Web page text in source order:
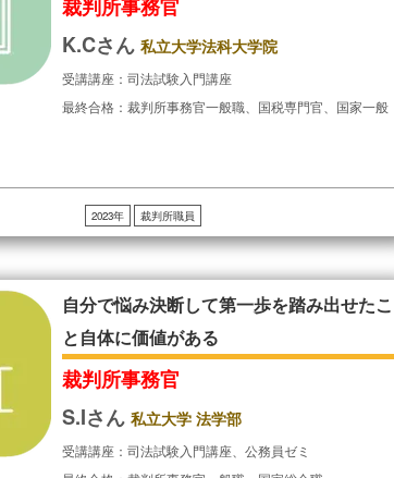
裁判所事務官
K.Cさん 私立大学法科大学院
受講講座：司法試験入門講座
最終合格：裁判所事務官一般職、国税専門官、国家一般
2023年 裁判所職員
自分で悩み決断して第一歩を踏み出せたこ
と自体に価値がある
裁判所事務官
S.Iさん 私立大学 法学部
受講講座：司法試験入門講座、公務員ゼミ